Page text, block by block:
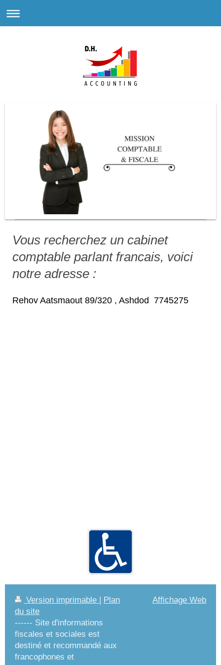
Vous recherchez un cabinet
comptable parlant francais, voici
notre adresse :
Rehov Aatsmaout 89/320 , Ashdod 7745275
Version imprimable | Plan
du site
------ Site d'informations
fiscales et sociales est
destiné et recommandé aux
francophones et
Affichage Web